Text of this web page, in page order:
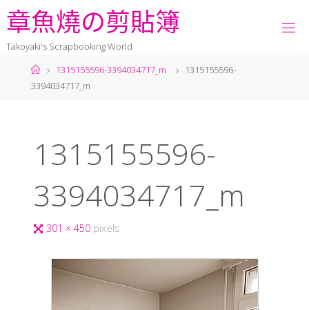
章魚燒の剪貼簿
Takoyaki's Scrapbooking World
1315155596-3394034717_m
1315155596-
3394034717_m
1315155596-
3394034717_m
301 × 450 pixels